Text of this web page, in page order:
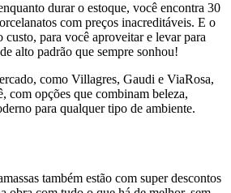
durar o estoque, você encontra 30
com preços inacreditáveis. E o
para você aproveitar e levar para
alto padrão que sempre sonhou!
como Villagres, Gaudi e ViaRosa,
com opções que combinam beleza,
para qualquer tipo de ambiente.
também estão com super descontos